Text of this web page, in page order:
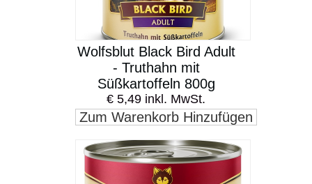
Wolfsblut Black Bird Adult
- Truthahn mit
Süßkartoffeln 800g
€ 5,49 inkl. MwSt.
Zum Warenkorb Hinzufügen